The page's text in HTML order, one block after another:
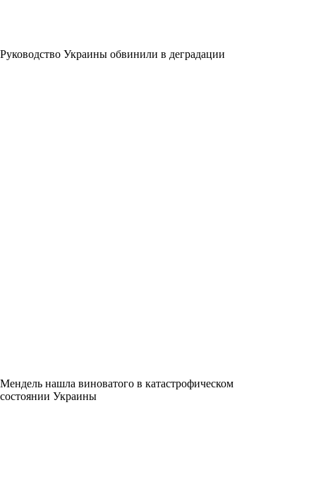
Руководство Украины обвинили в деградации
Мендель нашла виноватого в катастрофическом
состоянии Украины